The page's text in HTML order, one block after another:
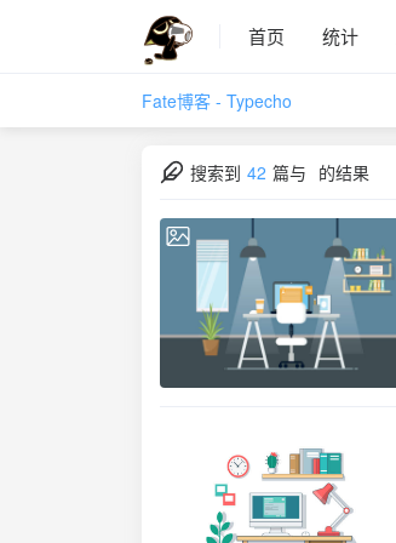
首页 统计
Fate博客 - Typecho
搜索到 42 篇与 的结果